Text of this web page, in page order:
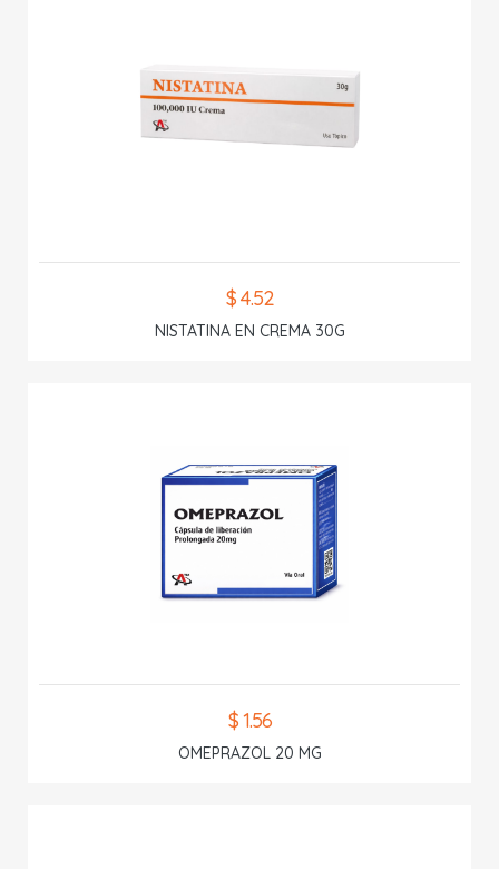
$ 4.52
NISTATINA EN CREMA 30G
$ 1.56
OMEPRAZOL 20 MG